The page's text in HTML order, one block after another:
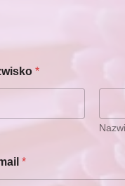
*
*